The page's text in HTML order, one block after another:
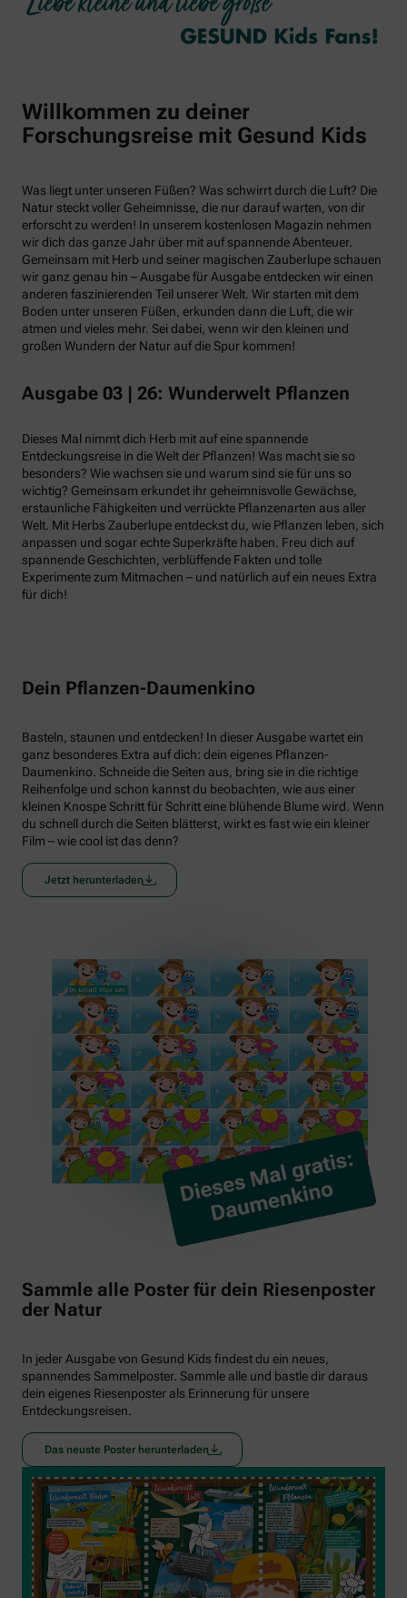
Willkommen zu deiner
Forschungsreise mit Gesund Kids
Was liegt unter unseren Füßen? Was schwirrt durch die Luft? Die
Natur steckt voller Geheimnisse, die nur darauf warten, von dir
erforscht zu werden! In unserem kostenlosen Magazin nehmen
wir dich das ganze Jahr über mit auf spannende Abenteuer.
Gemeinsam mit Herb und seiner magischen Zauberlupe schauen
wir ganz genau hin – Ausgabe für Ausgabe entdecken wir einen
anderen faszinierenden Teil unserer Welt. Wir starten mit dem
Boden unter unseren Füßen, erkunden dann die Luft, die wir
atmen und vieles mehr. Sei dabei, wenn wir den kleinen und
großen Wundern der Natur auf die Spur kommen!
Ausgabe 03 | 26: Wunderwelt Pflanzen
Dieses Mal nimmt dich Herb mit auf eine spannende
Entdeckungsreise in die Welt der Pflanzen! Was macht sie so
besonders? Wie wachsen sie und warum sind sie für uns so
wichtig? Gemeinsam erkundet ihr geheimnisvolle Gewächse,
erstaunliche Fähigkeiten und verrückte Pflanzenarten aus aller
Welt. Mit Herbs Zauberlupe entdeckst du, wie Pflanzen leben, sich
anpassen und sogar echte Superkräfte haben. Freu dich auf
spannende Geschichten, verblüffende Fakten und tolle
Experimente zum Mitmachen – und natürlich auf ein neues Extra
für dich!
Dein Pflanzen-Daumenkino
Basteln, staunen und entdecken! In dieser Ausgabe wartet ein
ganz besonderes Extra auf dich: dein eigenes Pflanzen-
Daumenkino. Schneide die Seiten aus, bring sie in die richtige
Reihenfolge und schon kannst du beobachten, wie aus einer
kleinen Knospe Schritt für Schritt eine blühende Blume wird. Wenn
du schnell durch die Seiten blätterst, wirkt es fast wie ein kleiner
Film – wie cool ist das denn?
Jetzt herunterladen
Sammle alle Poster für dein Riesenposter
der Natur
In jeder Ausgabe von Gesund Kids findest du ein neues,
spannendes Sammelposter. Sammle alle und bastle dir daraus
dein eigenes Riesenposter als Erinnerung für unsere
Entdeckungsreisen.
Das neuste Poster herunterladen